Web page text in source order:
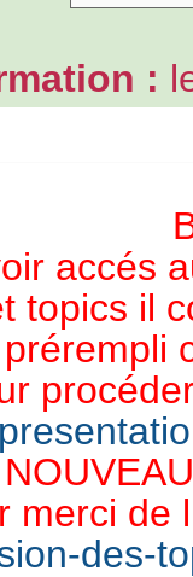
:
accés
topics il
merci de
des-